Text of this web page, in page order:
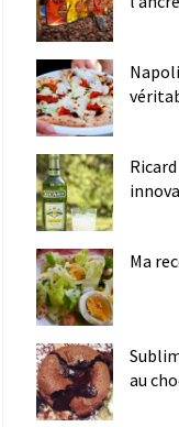
Ma
au